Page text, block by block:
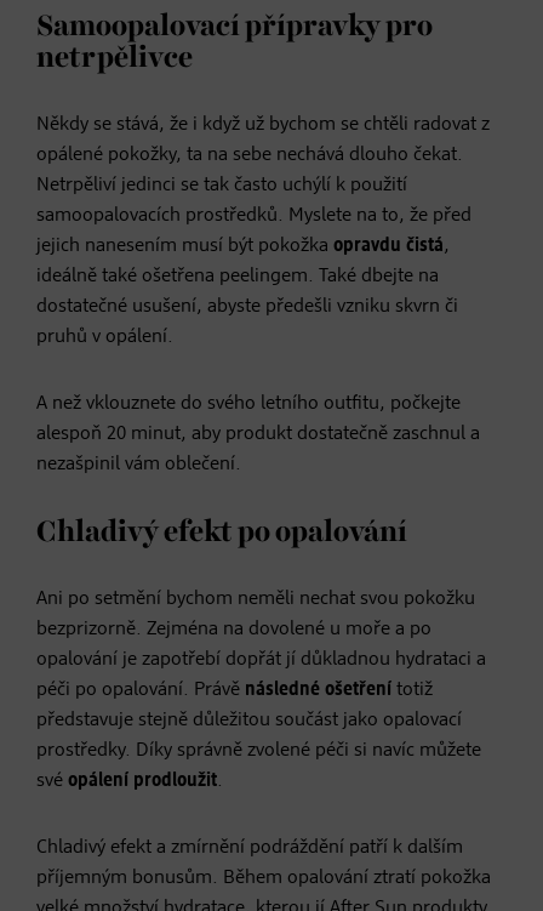
Samoopalovací přípravky pro
netrpělivce
Někdy se stává, že i když už bychom se chtěli radovat z
opálené pokožky, ta na sebe nechává dlouho čekat.
Netrpěliví jedinci se tak často uchýlí k použití
samoopalovacích prostředků. Myslete na to, že před
jejich nanesením musí být pokožka opravdu čistá,
ideálně také ošetřena peelingem. Také dbejte na
dostatečné usušení, abyste předešli vzniku skvrn či
pruhů v opálení.
A než vklouznete do svého letního outfitu, počkejte
alespoň 20 minut, aby produkt dostatečně zaschnul a
nezašpinil vám oblečení.
Chladivý efekt po opalování
Ani po setmění bychom neměli nechat svou pokožku
bezprizorně. Zejména na dovolené u moře a po
opalování je zapotřebí dopřát jí důkladnou hydrataci a
péči po opalování. Právě následné ošetření totiž
představuje stejně důležitou součást jako opalovací
prostředky. Díky správně zvolené péči si navíc můžete
své opálení prodloužit.
Chladivý efekt a zmírnění podráždění patří k dalším
příjemným bonusům. Během opalování ztratí pokožka